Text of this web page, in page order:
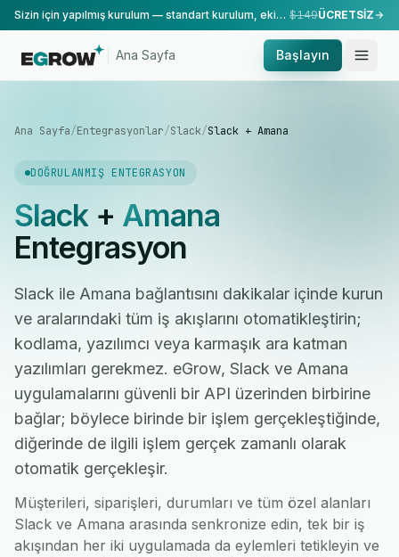
Sizin için yapılmış kurulum — standart kurulum, ekibimiz tarafından yapılır. $149ÜCRETSİZ
Ana Sayfa Başlayın
Ana Sayfa/Entegrasyonlar/Slack/Slack + Amana
DOĞRULANMIŞ ENTEGRASYON
Slack+ Amana
Entegrasyon
Slack ile Amana bağlantısını dakikalar içinde kurun
ve aralarındaki tüm iş akışlarını otomatikleştirin;
kodlama, yazılımcı veya karmaşık ara katman
yazılımları gerekmez. eGrow, Slack ve Amana
uygulamalarını güvenli bir API üzerinden birbirine
bağlar; böylece birinde bir işlem gerçekleştiğinde,
diğerinde de ilgili işlem gerçek zamanlı olarak
otomatik gerçekleşir.
Müşterileri, siparişleri, durumları ve tüm özel alanları
Slack ve Amana arasında senkronize edin, tek bir iş
akışından her iki uygulamada da eylemleri tetikleyin ve